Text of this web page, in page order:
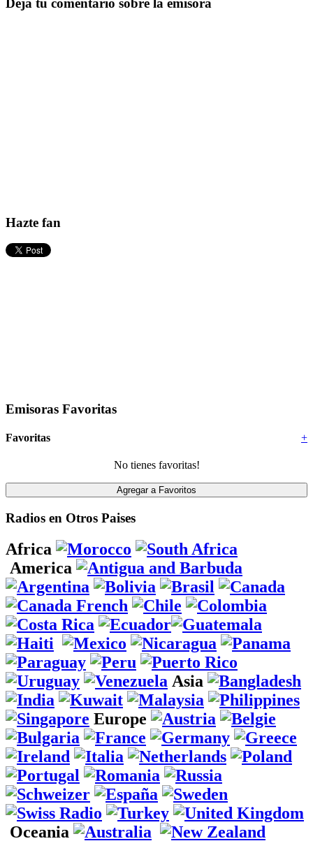
Deja tu comentario sobre la emisora
Hazte fan
Emisoras Favoritas
+
Favoritas
No tienes favoritas!
Radios en Otros Paises
Africa
America
Asia
Europe
Oceania